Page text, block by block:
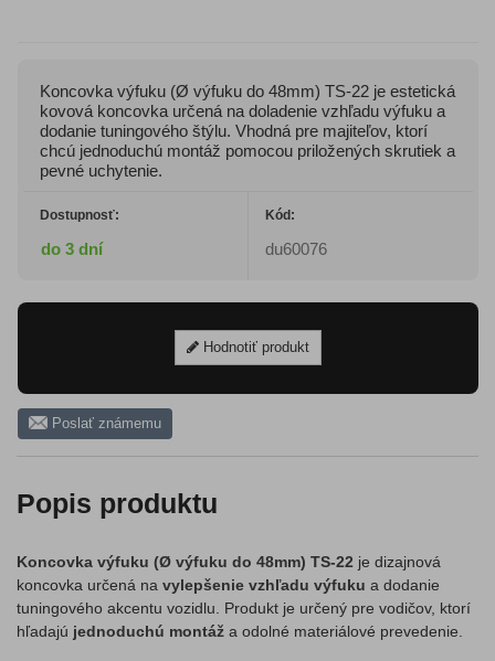
Koncovka výfuku (Ø výfuku do 48mm) TS-22 je estetická
kovová koncovka určená na doladenie vzhľadu výfuku a
dodanie tuningového štýlu. Vhodná pre majiteľov, ktorí
chcú jednoduchú montáž pomocou priložených skrutiek a
pevné uchytenie.
Dostupnosť:
do 3 dní
Kód:
du60076
Hodnotiť produkt
Poslať známemu
Popis produktu
Koncovka výfuku (Ø výfuku do 48mm) TS-22 je dizajnová
koncovka určená na vylepšenie vzhľadu výfuku a dodanie
tuningového akcentu vozidlu. Produkt je určený pre vodičov, ktorí
hľadajú jednoduchú montáž a odolné materiálové prevedenie.